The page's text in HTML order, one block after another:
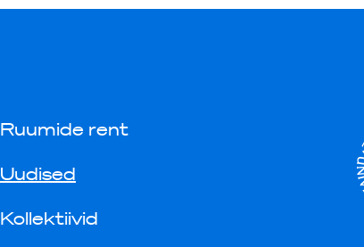
Ruumide rent
Uudised
Kollektiivid